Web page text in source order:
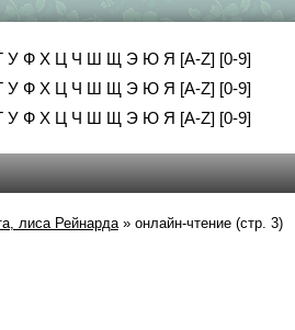
У Ф Х Ц Ч Ш Щ Э Ю Я [A-Z] [0-9]
У Ф Х Ц Ч Ш Щ Э Ю Я [A-Z] [0-9]
У Ф Х Ц Ч Ш Щ Э Ю Я [A-Z] [0-9]
лиса Рейнарда» онлайн-чтение (стр. 3)